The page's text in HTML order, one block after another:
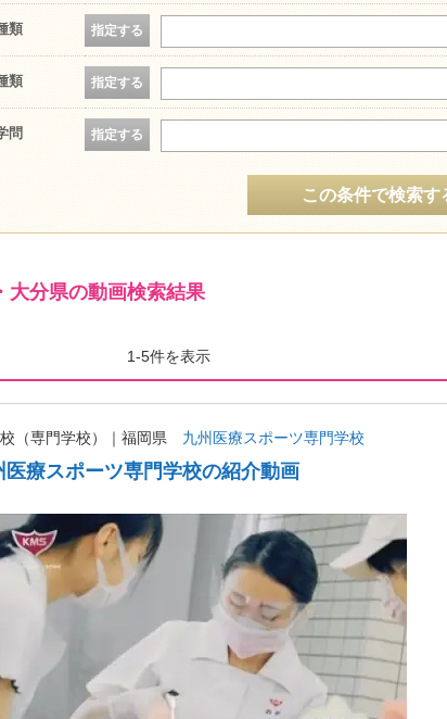
類 指定する
類 指定する
問 指定する
この条件で検索す
大分県の動画検索結果
1-5件を表示
（専門学校）｜福岡県 九州医療スポーツ専門学校
医療スポーツ専門学校の紹介動画